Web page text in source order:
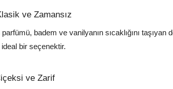
ve Zamansız
badem ve vanilyanın sıcaklığını
bir seçenektir.
ve Zarif